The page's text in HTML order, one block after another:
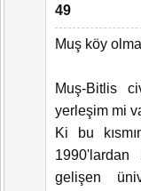
49
Muş köy
Muş-Bitlis
yerleşim mi
Ki bu
1990'lardan
gelişen